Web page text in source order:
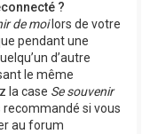
?
de moilors de votre
pendant une
d’autre
le même
la case Se souvenir
recommandé si vous
au forum